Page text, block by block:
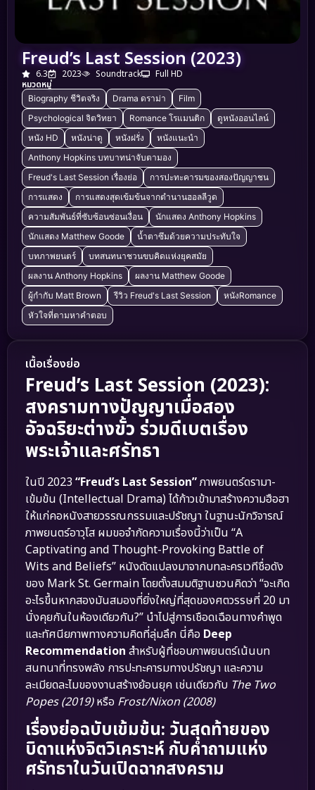
Freud’s Last Session (2023)
6.3 2023 Soundtrack
Full HD
หมวดหมู่
Biography ชีวิตจริง Drama ดราม่า
Film
Psychological จิตวิทยา
Romance โรแมนติก
ดูหนังออนไลน์
หนัง HD
หนังน่าดู หนังฝรั่ง
หนังแนะนำ
Anthony Hopkins บทบาทน่าจับตามอง
Freud's Last Session เรื่องย่อ
การปะทะคารมของสองปัญญาชน
การแสดง
การแสดงสุดเข้มข้นจากตำนานฮอลลีวูด
ความสัมพันธ์ที่ซับซ้อนซ่อนเงื่อน
นักแสดง Anthony Hopkins
นักแสดง Matthew Goode
น้ำตาซึมด้วยความประทับใจ
บทภาพยนตร์
บทสนทนาชวนขบคิดแห่งยุคสมัย
ผลงาน Anthony Hopkins
ผลงาน Matthew Goode
ผู้กำกับ Matt Brown
รีวิว Freud's Last Session
หนังRomance
หัวใจที่ตามหาคำตอบ
เนื้อเรื่องย่อ
Freud’s Last Session (2023):
สงครามทางปัญญาเมื่อสอง
อัจฉริยะต่างขั้ว ร่วมดีเบตเรื่อง
พระเจ้าและศรัทธา
ในปี 2023 “Freud’s Last Session”ภาพยนตร์ดรามา-
เข้มข้น (Intellectual Drama) ได้ก้าวเข้ามาสร้างความฮือฮา
ให้แก่คอหนังสายวรรณกรรมและปรัชญา ในฐานะนักวิจารณ์
ภาพยนตร์อาวุโส ผมขอจำกัดความเรื่องนี้ว่าเป็น “A
Captivating and Thought-Provoking Battle of
Wits and Beliefs” หนังดัดแปลงมาจากบทละครเวทีชื่อดัง
ของ Mark St. Germain โดยตั้งสมมติฐานชวนคิดว่า “จะเกิด
อะไรขึ้นหากสองมันสมองที่ยิ่งใหญ่ที่สุดของศตวรรษที่ 20 มา
นั่งคุยกันในห้องเดียวกัน?” นำไปสู่การเชือดเฉือนทางคำพูด
และทัศนียภาพทางความคิดที่ลุ่มลึก นี่คือ Deep
Recommendation สำหรับผู้ที่ชอบภาพยนตร์เน้นบท
สนทนาที่ทรงพลัง การปะทะคารมทางปรัชญา และความ
ละเมียดละไมของงานสร้างย้อนยุค เช่นเดียวกับ The Two
Popes (2019)หรือ Frost/Nixon (2008)
เรื่องย่อฉบับเข้มข้น: วันสุดท้ายของ
บิดาแห่งจิตวิเคราะห์ กับคำถามแห่ง
ศรัทธาในวันเปิดฉากสงคราม